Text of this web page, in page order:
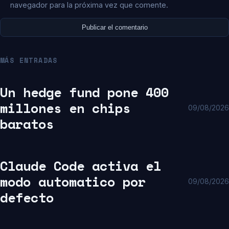
navegador para la próxima vez que comente.
MÁS ENTRADAS
Un hedge fund pone 400
millones en chips
baratos
09/08/2026
Claude Code activa el
modo automatico por
defecto
09/08/2026